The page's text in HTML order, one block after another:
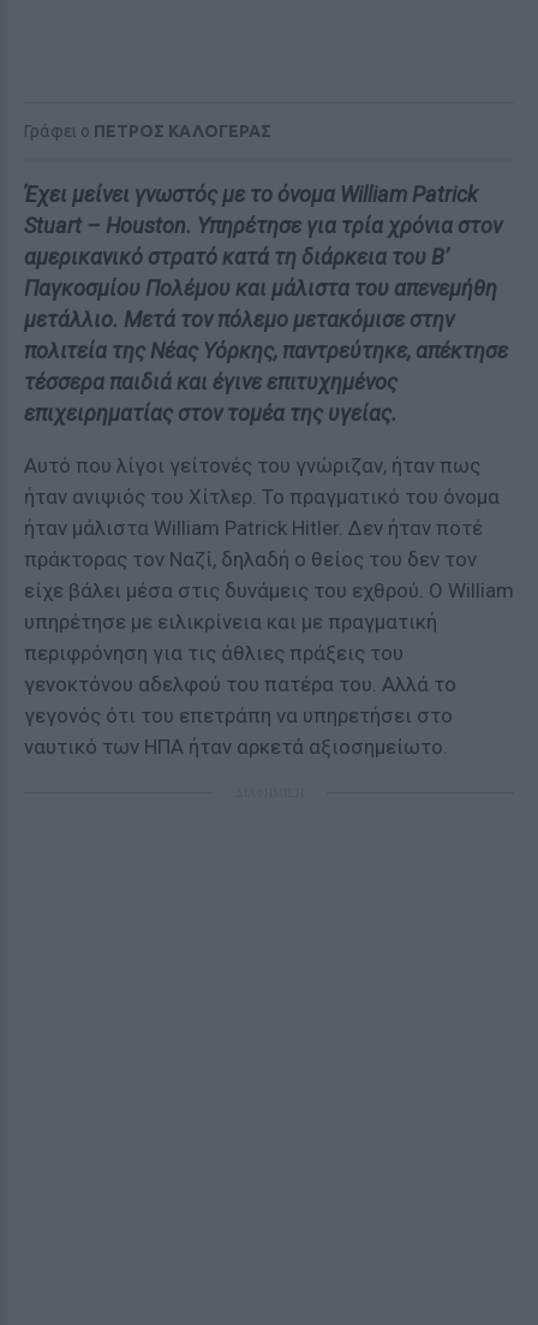
Γράφει ο ΠΕΤΡΟΣ ΚΑΛΟΓΕΡΑΣ
Έχει μείνει γνωστός με το όνομα William Patrick
Stuart – Houston. Υπηρέτησε για τρία χρόνια στον
αμερικανικό στρατό κατά τη διάρκεια του Β’
Παγκοσμίου Πολέμου και μάλιστα του απενεμήθη
μετάλλιο. Μετά τον πόλεμο μετακόμισε στην
πολιτεία της Νέας Υόρκης, παντρεύτηκε, απέκτησε
τέσσερα παιδιά και έγινε επιτυχημένος
επιχειρηματίας στον τομέα της υγείας.
Αυτό που λίγοι γείτονές του γνώριζαν, ήταν πως
ήταν ανιψιός του Χίτλερ. Το πραγματικό του όνομα
ήταν μάλιστα William Patrick Hitler. Δεν ήταν ποτέ
πράκτορας τον Ναζί, δηλαδή ο θείος του δεν τον
είχε βάλει μέσα στις δυνάμεις του εχθρού. Ο William
υπηρέτησε με ειλικρίνεια και με πραγματική
περιφρόνηση για τις άθλιες πράξεις του
γενοκτόνου αδελφού του πατέρα του. Αλλά το
γεγονός ότι του επετράπη να υπηρετήσει στο
ναυτικό των ΗΠΑ ήταν αρκετά αξιοσημείωτο.